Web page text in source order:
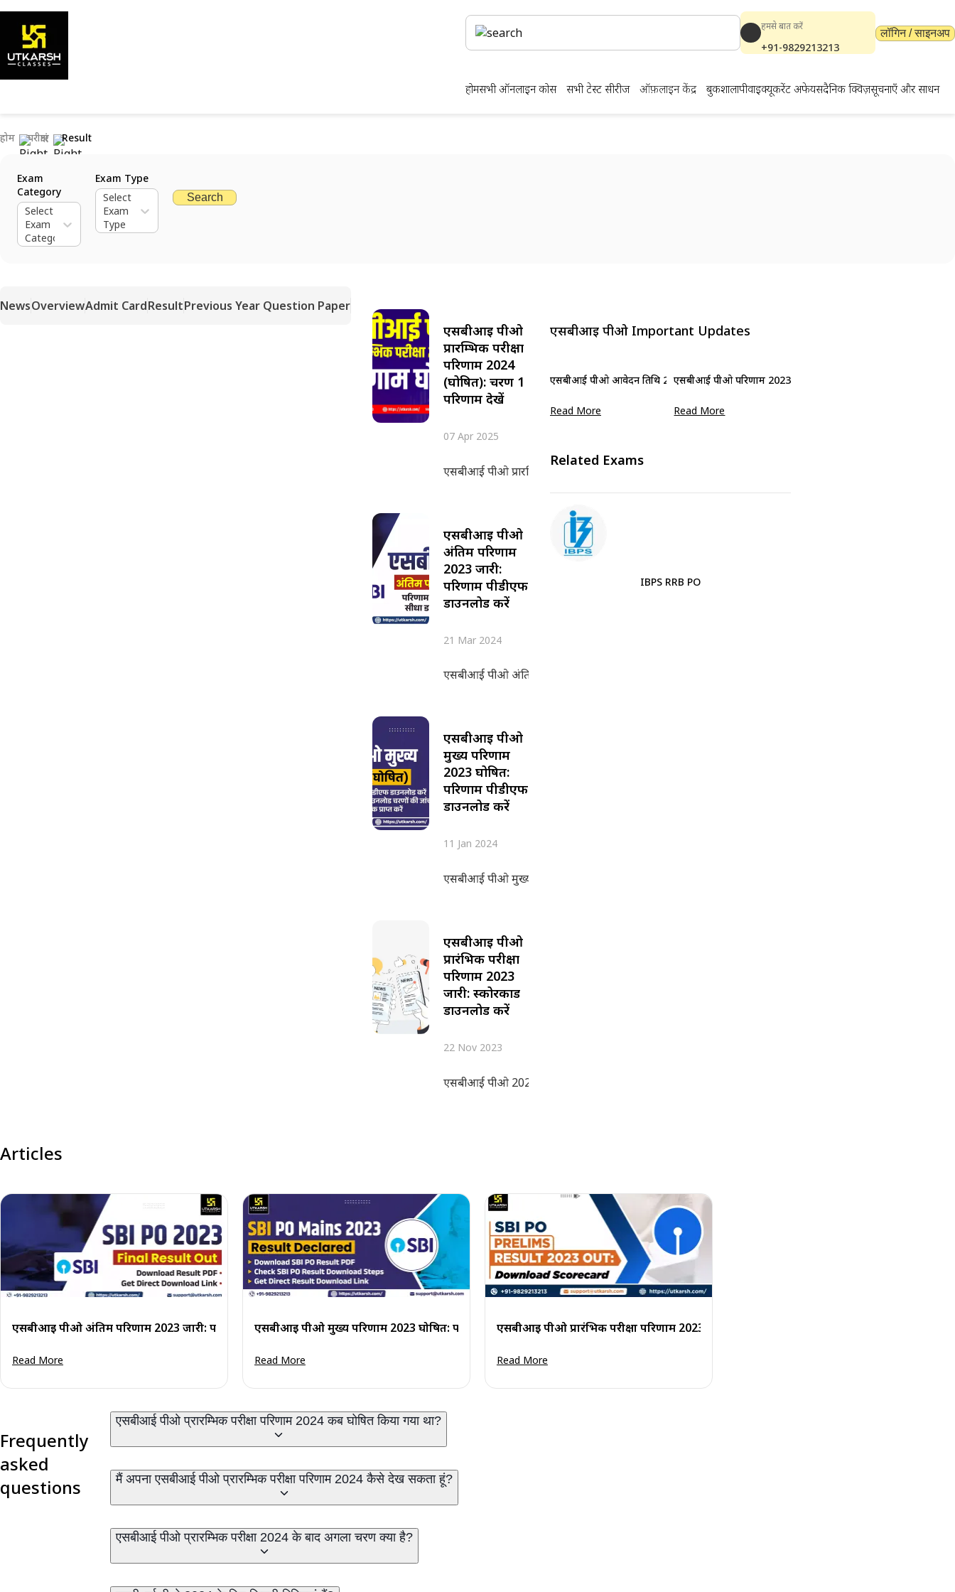
हमसे बात करें
+91-9829213213
लॉगिन / साइनअप
होमसभी ऑनलाइन कोर्स सभी टेस्ट सीरीज ऑफ़लाइन केंद्र बुकशालापीवाईक्यूकरेंट अफेयर्सदैनिक क्विज़सूचनाएँ और साधन
होम परीक्षाएं Result
Exam
Category
Select
Exam
Category
Exam Type
Select
Exam
Type
Search
NewsOverviewAdmit CardResultPrevious Year Question Paper
एसबीआई पीओ
प्रारम्भिक परीक्षा
परिणाम 2024
(घोषित): चरण 1
परिणाम देखें
07 Apr 2025
एसबीआई पीओ प्रारम्भिक परीक्षा परिणाम 2024 5 अप्रैल 2025 को घोषित किया गया था। भारतीय स्टेट बैंक (एसब...
एसबीआई पीओ
अंतिम परिणाम
2023 जारी:
परिणाम पीडीएफ
डाउनलोड करें
21 Mar 2024
एसबीआई पीओ अंतिम परिणाम 2023 भारतीय स्टेट बैंक द्वारा 19 मार्च 2024 को घोषित किया गया है। इससे पहले...
एसबीआई पीओ
मुख्य परिणाम
2023 घोषित:
परिणाम पीडीएफ
डाउनलोड करें
11 Jan 2024
एसबीआई पीओ मुख्य परीक्षा परिणाम 2023 भारतीय स्टेट बैंक द्वारा 11 जनवरी 2024 को एसबीआई पीओ (प्रोबेशनर...
एसबीआई पीओ
प्रारंभिक परीक्षा
परिणाम 2023
जारी: स्कोरकार्ड
डाउनलोड करें
22 Nov 2023
एसबीआई पीओ 2023 परिणाम भारतीय स्टेट बैंक द्वारा 21 नवंबर 2023 को घोषित किया गया है। भारत भर में स्थि...
एसबीआई पीओ Important Updates
एसबीआई पीओ आवेदन तिथि 2024 (विस्तारित): 19 जनवरी 2025 तक आवेदन करें
Read More
एसबीआई पीओ परिणाम 2023 जल्द - मुख्य परीक्षा परिणाम पर अपडेट
Read More
Related Exams
IBPS RRB PO
Articles
एसबीआई पीओ अंतिम परिणाम 2023 जारी: परिणाम पीडीएफ डाउनलोड करें
Read More
एसबीआई पीओ मुख्य परिणाम 2023 घोषित: परिणाम पीडीएफ डाउनलोड करें
Read More
एसबीआई पीओ प्रारंभिक परीक्षा परिणाम 2023 जारी: स्कोरकार्ड डाउनलोड करें
Read More
Frequently
asked
questions
एसबीआई पीओ प्रारम्भिक परीक्षा परिणाम 2024 कब घोषित किया गया था?
मैं अपना एसबीआई पीओ प्रारम्भिक परीक्षा परिणाम 2024 कैसे देख सकता हूं?
एसबीआई पीओ प्रारम्भिक परीक्षा 2024 के बाद अगला चरण क्या है?